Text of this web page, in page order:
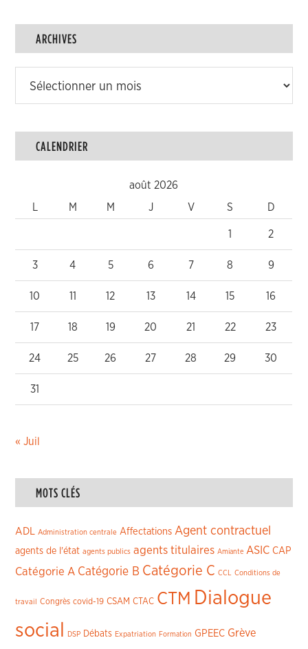
ARCHIVES
CALENDRIER
août 2026
M M J V S D
1 2
3 4 5 6 7 8 9
10 11 12 13 14 15 16
17 18 19 20 21 22 23
24 25 26 27 28 29 30
31
« Juil
MOTS CLÉS
ADL Administration centrale Affectations Agent contractuel
agents de l'état agents publics agents titulaires Amiante ASIC CAP
Catégorie A Catégorie B Catégorie C CCL Conditions de
travail Congrès covid-19 CSAM CTAC CTM Dialogue
social
DSP Débats Expatriation Formation GPEEC Grève